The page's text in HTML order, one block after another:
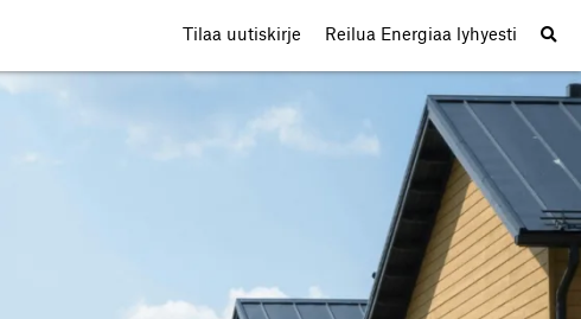
Tilaa uutiskirje Reilua Energiaa lyhyesti